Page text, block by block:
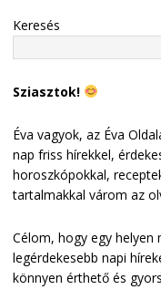
Keresés
Sziasztok!
Éva vagyok, az Éva
nap friss hírekkel,
horoszkópokkal,
tartalmakkal várom az
Célom, hogy egy helyen
legérdekesebb napi
könnyen érthető és